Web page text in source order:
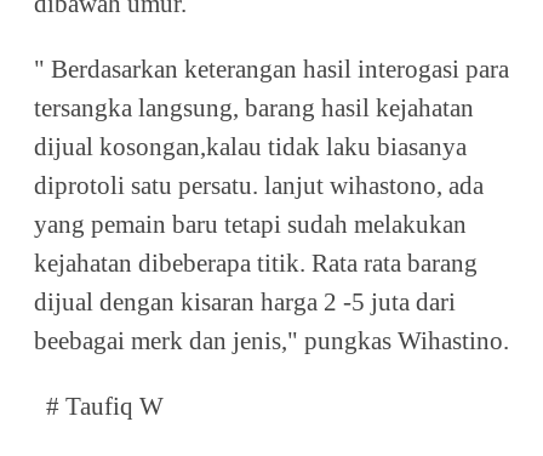
" Berdasarkan keterangan hasil interogasi para
tersangka langsung, barang hasil kejahatan
dijual kosongan,kalau tidak laku biasanya
diprotoli satu persatu. lanjut wihastono, ada
yang pemain baru tetapi sudah melakukan
kejahatan dibeberapa titik. Rata rata barang
dijual dengan kisaran harga 2 -5 juta dari
beebagai merk dan jenis," pungkas Wihastino.
# Taufiq W